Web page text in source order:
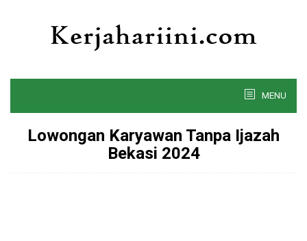
MENU
Lowongan Karyawan Tanpa Ijazah
Bekasi 2024